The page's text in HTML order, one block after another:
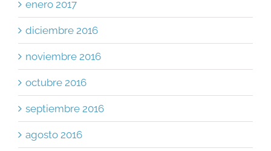
enero 2017
diciembre 2016
noviembre 2016
octubre 2016
septiembre 2016
agosto 2016